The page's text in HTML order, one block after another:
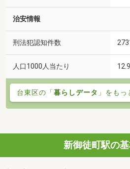
治安情報
刑法犯認知件数
人口1000人当たり
台東区の「暮らしデータ 」をもっ
新御徒町駅の